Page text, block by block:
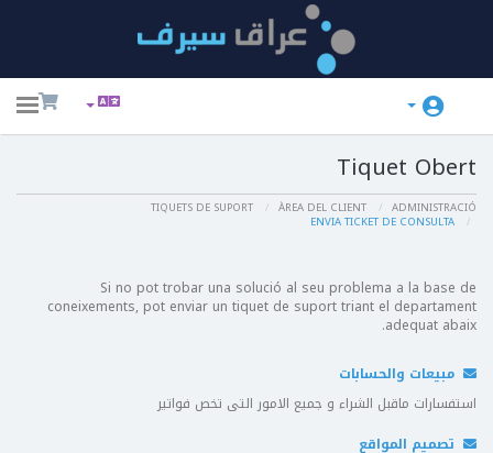
Tiquet Obert
ADMINISTRACIÓ
ÀREA DEL CLIENT
TIQUETS DE SUPORT
Si no pot trobar una solució al seu problema a la base de
coneixements, pot enviar un tiquet de suport triant el departament
adequat abaix.
مبيعات والحسابات
استفسارات ماقبل الشراء و جميع الامور التى تخص فواتير
تصميم المواقع